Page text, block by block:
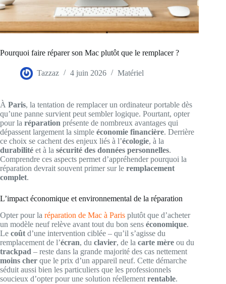
Pourquoi faire réparer son Mac plutôt que le remplacer ?
Tazzaz 4 juin 2026 Matériel
À Paris, la tentation de remplacer un ordinateur portable dès
qu’une panne survient peut sembler logique. Pourtant, opter
pour la réparation présente de nombreux avantages qui
dépassent largement la simple économie financière. Derrière
ce choix se cachent des enjeux liés à l’écologie, à la
durabilité et à la sécurité des données personnelles.
Comprendre ces aspects permet d’appréhender pourquoi la
réparation devrait souvent primer sur le remplacement
complet.
L’impact économique et environnemental de la réparation
Opter pour la réparation de Mac à Paris plutôt que d’acheter
un modèle neuf relève avant tout du bon sens économique.
Le coût d’une intervention ciblée – qu’il s’agisse du
remplacement de l’écran, du clavier, de la carte mère ou du
trackpad – reste dans la grande majorité des cas nettement
moins cher que le prix d’un appareil neuf. Cette démarche
séduit aussi bien les particuliers que les professionnels
soucieux d’opter pour une solution réellement rentable.